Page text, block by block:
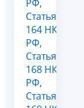
РФ,
Статья
164 НК
РФ,
Статья
168 НК
РФ,
Статья